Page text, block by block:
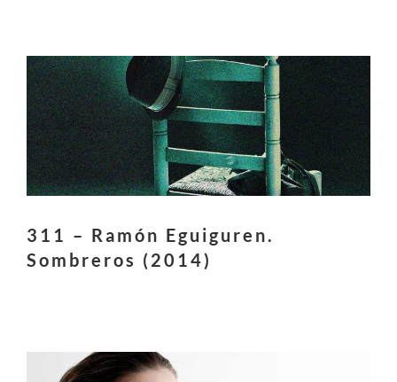
311 – Ramón Eguiguren.
Sombreros (2014)